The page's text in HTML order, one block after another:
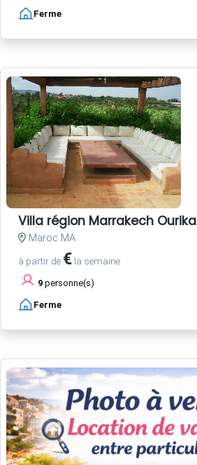
Ferme
Villa région Marrakech Ourika
Maroc MA
à partir de € la semaine
9 personne(s)
Ferme